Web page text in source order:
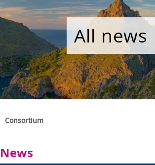
All news
Consortium
News